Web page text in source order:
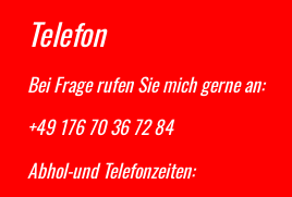
Telefon
Bei Frage rufen Sie mich gerne an:
+49 176 70 36 72 84
Abhol-und Telefonzeiten: